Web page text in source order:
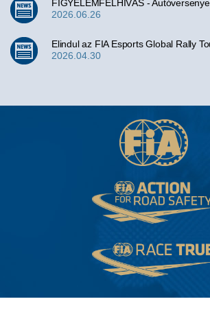
FIGYELEMFELHÍVÁS -
2026.06.26
Elindul az FIA Esports Global Rally
2026.04.30